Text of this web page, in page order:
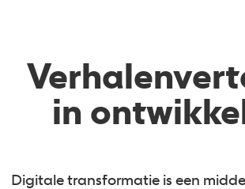
in
Digitale transformatie is een